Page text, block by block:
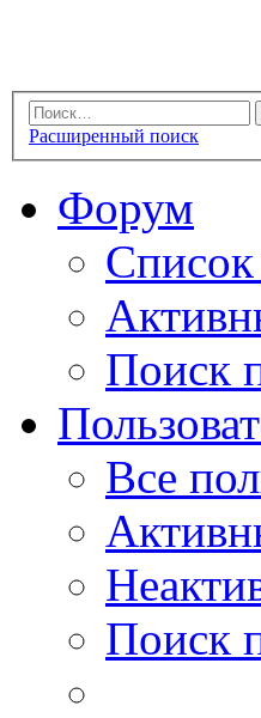
Расширенный поиск
Форум
Список
Поиск
Все
Поиск